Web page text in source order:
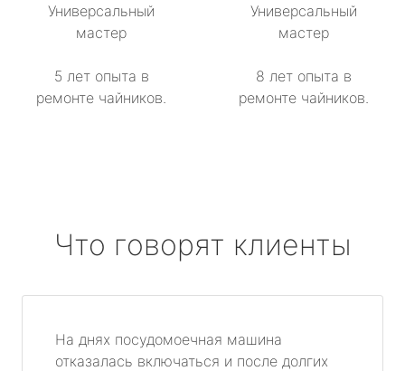
Универсальный
мастер
5 лет опыта в
ремонте чайников.
Универсальный
мастер
8 лет опыта в
ремонте чайников.
Что говорят клиенты
На днях посудомоечная машина
отказалась включаться и после долгих